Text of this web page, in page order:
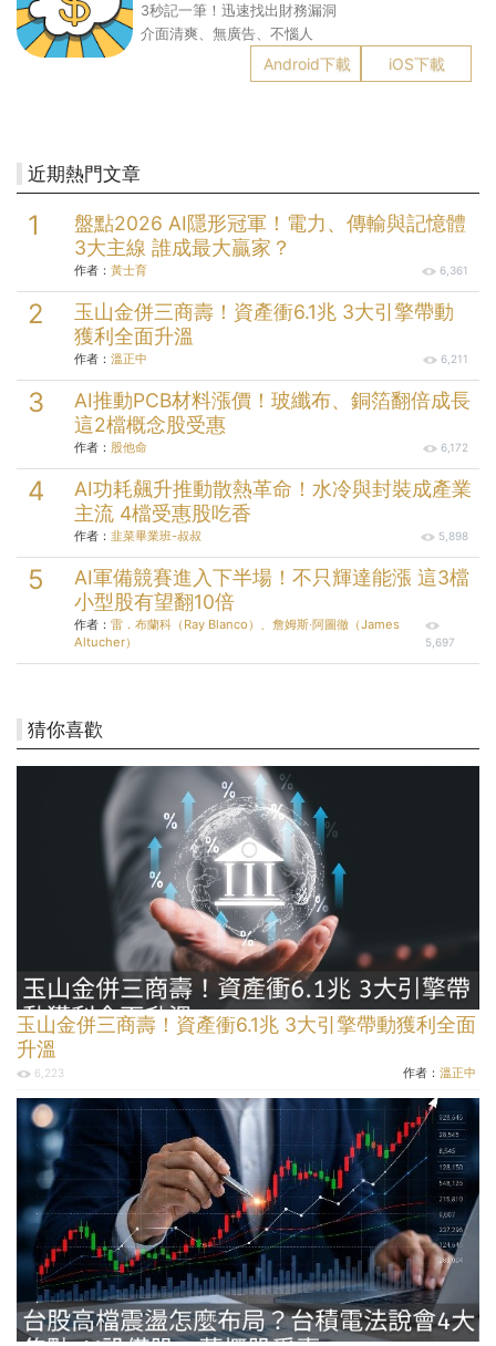
3秒記一筆！迅速找出財務漏洞
介面清爽、無廣告、不惱人
Android下載 iOS下載
近期熱門文章
盤點2026 AI隱形冠軍！電力、傳輸與記憶體
3大主線 誰成最大贏家？
作者： 黃士育 6,361
玉山金併三商壽！資產衝6.1兆 3大引擎帶動
獲利全面升溫
作者： 溫正中 6,211
AI推動PCB材料漲價！玻纖布、銅箔翻倍成長
這2檔概念股受惠
作者： 股他命 6,172
AI功耗飆升推動散熱革命！水冷與封裝成產業
主流 4檔受惠股吃香
作者： 韭菜畢業班-叔叔 5,898
AI軍備競賽進入下半場！不只輝達能漲 這3檔
小型股有望翻10倍
作者： 雷．布蘭科（Ray Blanco）、詹姆斯‧阿圖徹（James
Altucher）
5,697
猜你喜歡
玉山金併三商壽！資產衝6.1兆 3大引擎帶動獲利全面
升溫
6,223 作者： 溫正中